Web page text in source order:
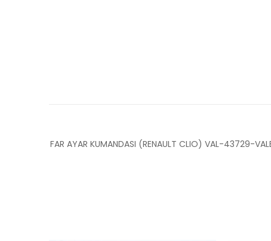
FAR AYAR KUMANDASI (RENAULT CLIO) VAL-43729-